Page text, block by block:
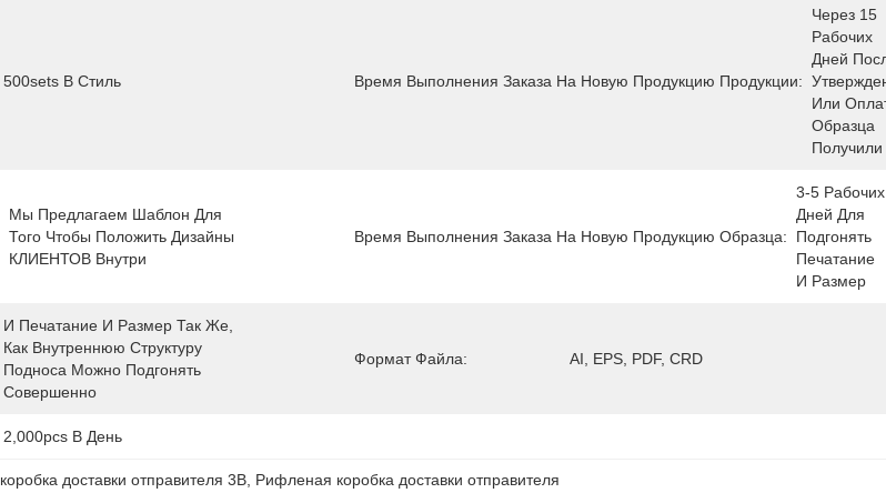
500sets В Стиль Время Выполнения Заказа На Новую Продукцию Продукции:
Через 15
Рабочих
Дней
Или
Образца
Получили
Мы Предлагаем Шаблон Для
Того Чтобы Положить Дизайны
КЛИЕНТОВ Внутри
Время Выполнения Заказа На Новую Продукцию Образца:
3-5 Рабочих
Дней Для
Подгонять
Печатание
И Размер
И Печатание И Размер Так Же,
Как Внутреннюю Структуру
Подноса Можно Подгонять
Совершенно
Формат Файла: AI, EPS, PDF, CRD
2,000pcs В День
коробка доставки отправителя 3B, Рифленая коробка доставки отправителя